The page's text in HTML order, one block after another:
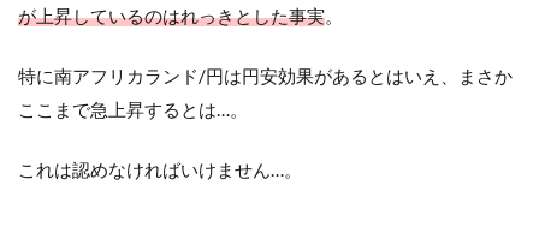
が上昇しているのはれっきとした事実。
特に南アフリカランド/円は円安効果があるとはいえ、まさか
ここまで急上昇するとは…。
これは認めなければいけません…。